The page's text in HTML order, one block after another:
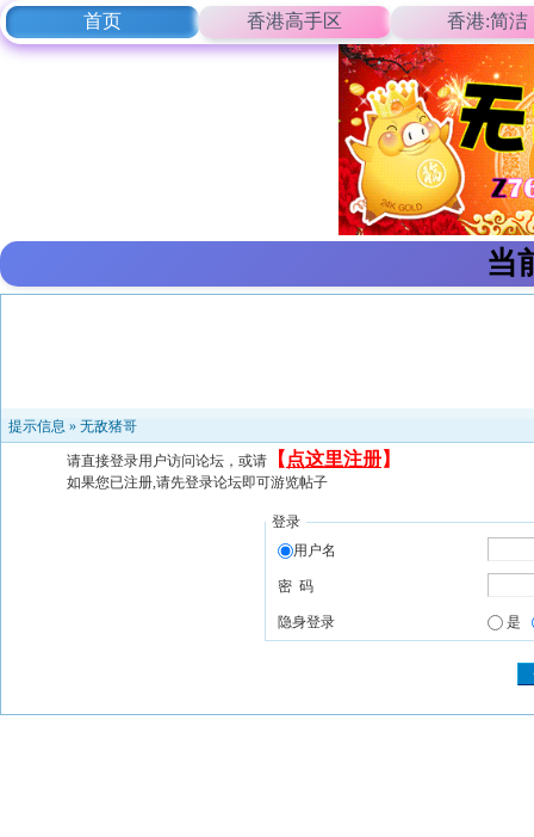
首页 香港高手区 香港:简洁
当
提示信息 » 无敌猪哥
请直接登录用户访问论坛，或请 【 点这里注册】
如果您已注册,请先登录论坛即可游览帖子
登录
用户名
密 码
隐身登录 是